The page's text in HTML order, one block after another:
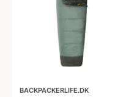
BACKPACKERLIFE.DK